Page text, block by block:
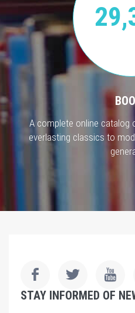
A complete online catalog
everlasting classics to
STAY INFORMED OF